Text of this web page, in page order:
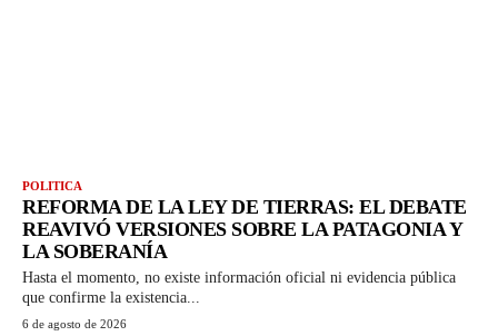
POLITICA
REFORMA DE LA LEY DE TIERRAS: EL DEBATE
REAVIVÓ VERSIONES SOBRE LA PATAGONIA Y
LA SOBERANÍA
Hasta el momento, no existe información oficial ni evidencia pública
que confirme la existencia...
6 de agosto de 2026